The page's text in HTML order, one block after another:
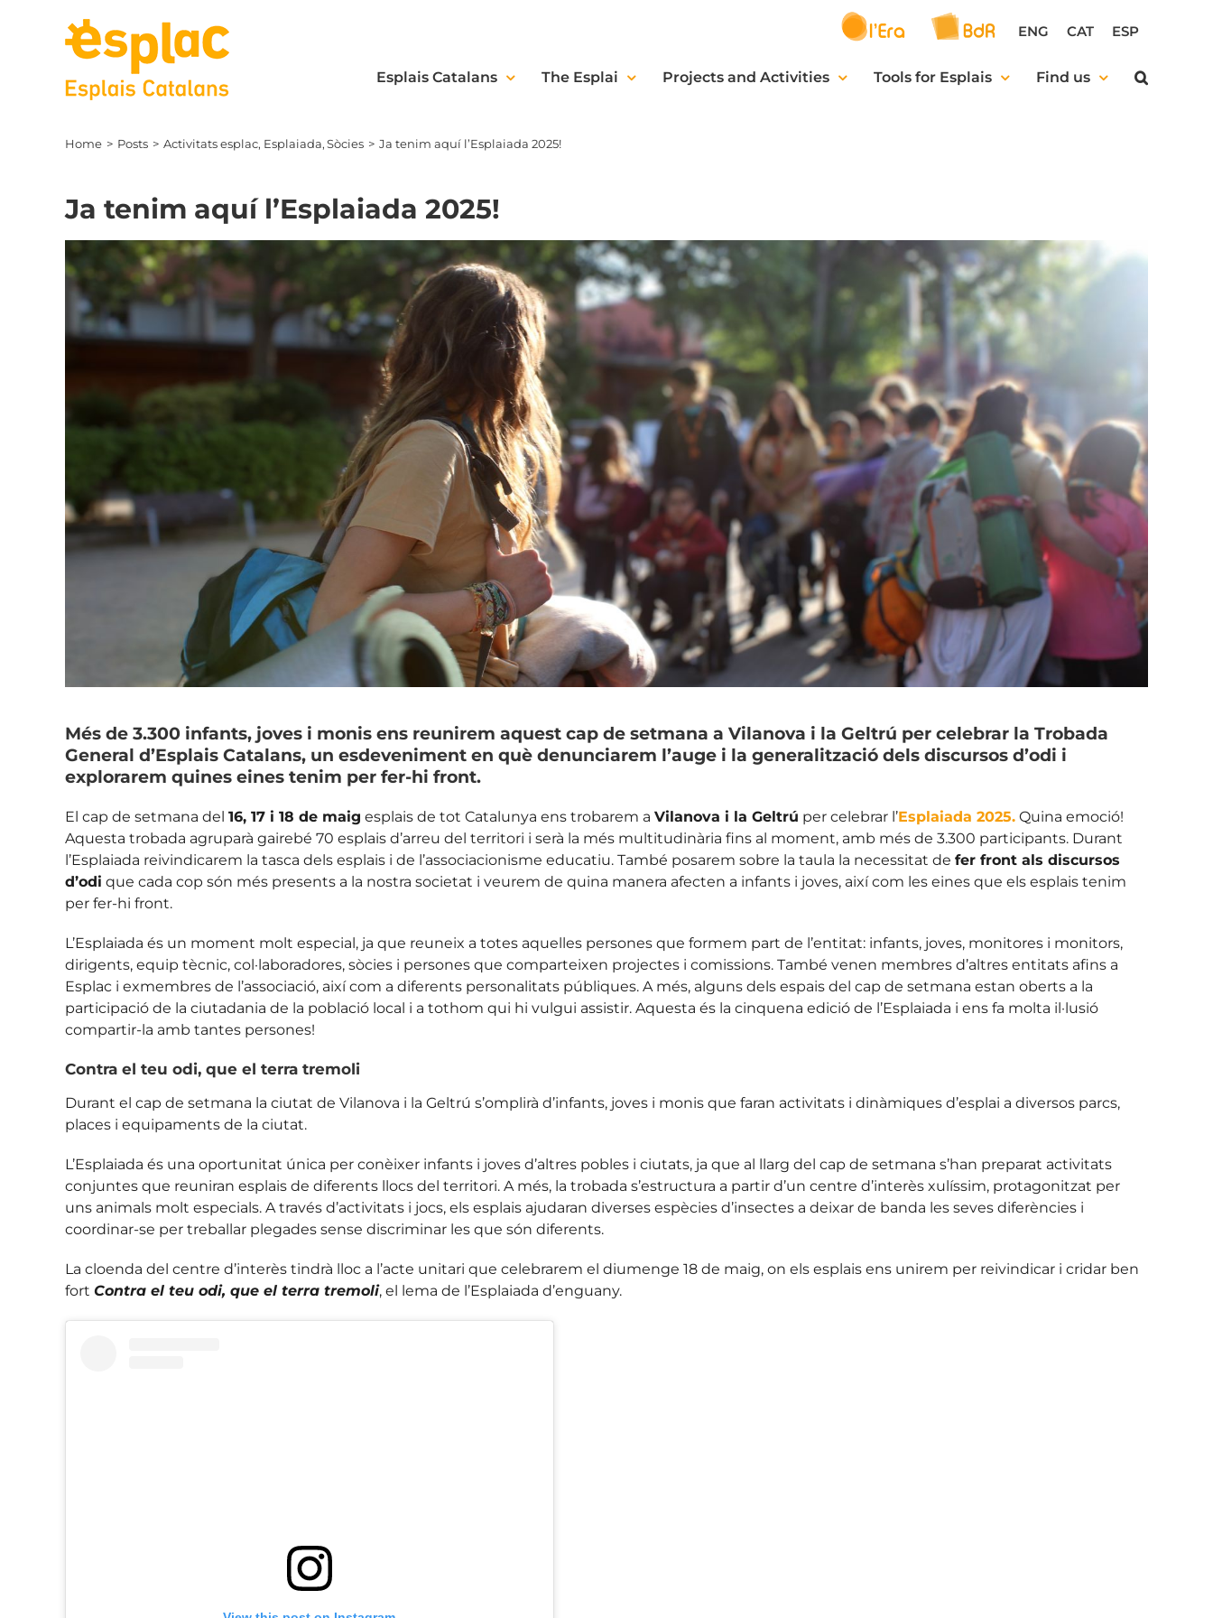
ENG CAT ESP
Esplais Catalans The Esplai Projects and Activities Tools for Esplais Find us
Home Posts Activitats esplac Esplaiada Sòcies Ja tenim aquí l’Esplaiada 2025!
Ja tenim aquí l’Esplaiada 2025!
View
Larger
Image
Més de 3.300 infants, joves i monis ens reunirem aquest cap de setmana a Vilanova i la Geltrú per celebrar la Trobada
General d’Esplais Catalans, un esdeveniment en què denunciarem l’auge i la generalització dels discursos d’odi i
explorarem quines eines tenim per fer-hi front.
El cap de setmana del 16, 17 i 18 de maig esplais de tot Catalunya ens trobarem a Vilanova i la Geltrú per celebrar l’Esplaiada 2025.Quina emoció!
Aquesta trobada agruparà gairebé 70 esplais d’arreu del territori i serà la més multitudinària fins al moment, amb més de 3.300 participants. Durant
l’Esplaiada reivindicarem la tasca dels esplais i de l’associacionisme educatiu. També posarem sobre la taula la necessitat de fer front als discursos
d’odi que cada cop són més presents a la nostra societat i veurem de quina manera afecten a infants i joves, així com les eines que els esplais tenim
per fer-hi front.
L’Esplaiada és un moment molt especial, ja que reuneix a totes aquelles persones que formem part de l’entitat: infants, joves, monitores i monitors,
dirigents, equip tècnic, col·laboradores, sòcies i persones que comparteixen projectes i comissions. També venen membres d’altres entitats afins a
Esplac i exmembres de l’associació, així com a diferents personalitats públiques. A més, alguns dels espais del cap de setmana estan oberts a la
participació de la ciutadania de la població local i a tothom qui hi vulgui assistir. Aquesta és la cinquena edició de l’Esplaiada i ens fa molta il·lusió
compartir-la amb tantes persones!
Contra el teu odi, que el terra tremoli
Durant el cap de setmana la ciutat de Vilanova i la Geltrú s’omplirà d’infants, joves i monis que faran activitats i dinàmiques d’esplai a diversos parcs,
places i equipaments de la ciutat.
L’Esplaiada és una oportunitat única per conèixer infants i joves d’altres pobles i ciutats, ja que al llarg del cap de setmana s’han preparat activitats
conjuntes que reuniran esplais de diferents llocs del territori. A més, la trobada s’estructura a partir d’un centre d’interès xulíssim, protagonitzat per
uns animals molt especials. A través d’activitats i jocs, els esplais ajudaran diverses espècies d’insectes a deixar de banda les seves diferències i
coordinar-se per treballar plegades sense discriminar les que són diferents.
La cloenda del centre d’interès tindrà lloc a l’acte unitari que celebrarem el diumenge 18 de maig, on els esplais ens unirem per reivindicar i cridar ben
fort Contra el teu odi, que el terra tremoli, el lema de l’Esplaiada d’enguany.